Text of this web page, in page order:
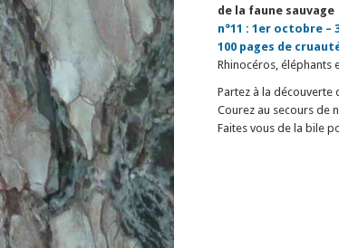
de la faune sauvage
n°11 : 1er octobre –
100 pages de
Rhinocéros, éléphants
Partez à la découverte
Courez au secours de
Faites vous de la bile